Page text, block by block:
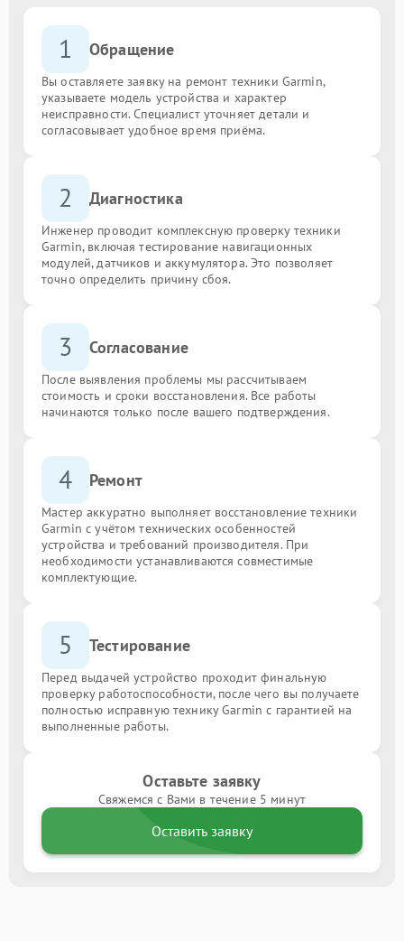
1 Обращение
Вы оставляете заявку на ремонт техники Garmin,
указываете модель устройства и характер
неисправности. Специалист уточняет детали и
согласовывает удобное время приёма.
2 Диагностика
Инженер проводит комплексную проверку техники
Garmin, включая тестирование навигационных
модулей, датчиков и аккумулятора. Это позволяет
точно определить причину сбоя.
3 Согласование
После выявления проблемы мы рассчитываем
стоимость и сроки восстановления. Все работы
начинаются только после вашего подтверждения.
4 Ремонт
Мастер аккуратно выполняет восстановление техники
Garmin с учётом технических особенностей
устройства и требований производителя. При
необходимости устанавливаются совместимые
комплектующие.
5 Тестирование
Перед выдачей устройство проходит финальную
проверку работоспособности, после чего вы получаете
полностью исправную технику Garmin с гарантией на
выполненные работы.
Оставьте заявку
Свяжемся с Вами в течение 5 минут
Оставить заявку